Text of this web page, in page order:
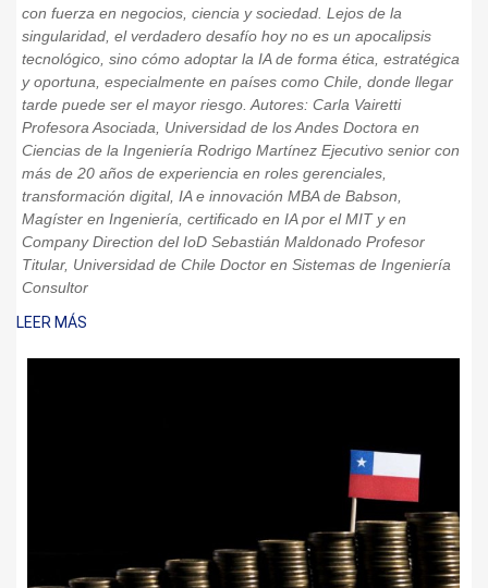
con fuerza en negocios, ciencia y sociedad. Lejos de la
singularidad, el verdadero desafío hoy no es un apocalipsis
tecnológico, sino cómo adoptar la IA de forma ética, estratégica
y oportuna, especialmente en países como Chile, donde llegar
tarde puede ser el mayor riesgo. Autores: Carla Vairetti
Profesora Asociada, Universidad de los Andes Doctora en
Ciencias de la Ingeniería Rodrigo Martínez Ejecutivo senior con
más de 20 años de experiencia en roles gerenciales,
transformación digital, IA e innovación MBA de Babson,
Magíster en Ingeniería, certificado en IA por el MIT y en
Company Direction del IoD Sebastián Maldonado Profesor
Titular, Universidad de Chile Doctor en Sistemas de Ingeniería
Consultor
LEER MÁS